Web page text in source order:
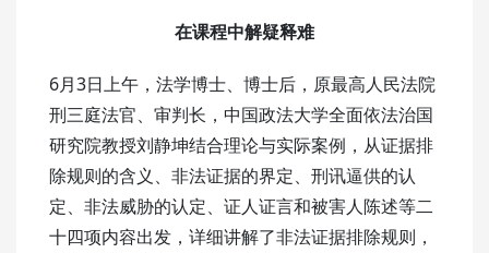
在课程中解疑释难
6月3日上午，法学博士、博士后，原最高人民法院
刑三庭法官、审判长，中国政法大学全面依法治国
研究院教授刘静坤结合理论与实际案例，从证据排
除规则的含义、非法证据的界定、刑讯逼供的认
定、非法威胁的认定、证人证言和被害人陈述等二
十四项内容出发，详细讲解了非法证据排除规则，